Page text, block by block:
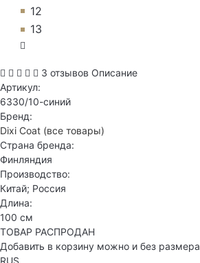
12
13
3 отзывов Описание
Артикул:
6330/10-синий
Бренд:
Dixi Coat (все товары)
Страна бренда:
Финляндия
Производство:
Китай; Россия
Длина:
100 см
ТОВАР РАСПРОДАН
Добавить в корзину можно и без размера
RUS